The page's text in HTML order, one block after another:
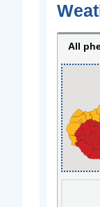
All